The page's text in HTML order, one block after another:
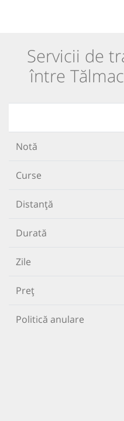
Servicii de
între
Notă
Curse
Distanță
Durată
Zile
Preț
Politică anulare